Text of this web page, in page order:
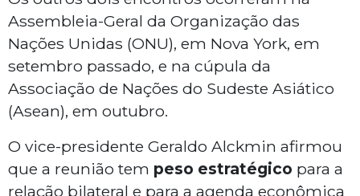
Assembleia-Geral da Organização das
Nações Unidas (ONU), em Nova York, em
setembro passado, e na cúpula da
Associação de Nações do Sudeste Asiático
(Asean), em outubro.
O vice-presidente Geraldo Alckmin afirmou
que a reunião tem peso estratégico para a
relação bilateral e para a agenda econômica